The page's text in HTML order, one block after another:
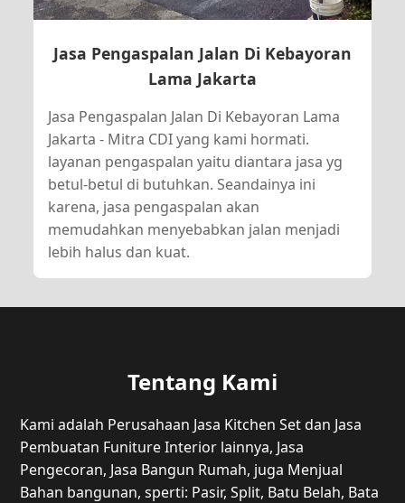
Jasa Pengaspalan Jalan Di Kebayoran
Lama Jakarta
Jasa Pengaspalan Jalan Di Kebayoran Lama
Jakarta - Mitra CDI yang kami hormati.
layanan pengaspalan yaitu diantara jasa yg
betul-betul di butuhkan. Seandainya ini
karena, jasa pengaspalan akan
memudahkan menyebabkan jalan menjadi
lebih halus dan kuat.
Tentang Kami
Kami adalah Perusahaan Jasa Kitchen Set dan Jasa
Pembuatan Funiture Interior lainnya, Jasa
Pengecoran, Jasa Bangun Rumah, juga Menjual
Bahan bangunan, sperti: Pasir, Split, Batu Belah, Bata